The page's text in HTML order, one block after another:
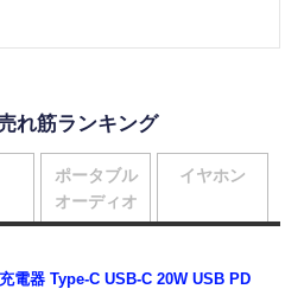
れ筋ランキング
電器 Type-C USB-C 20W USB PD
ポータブル
オーディオ
イヤホン